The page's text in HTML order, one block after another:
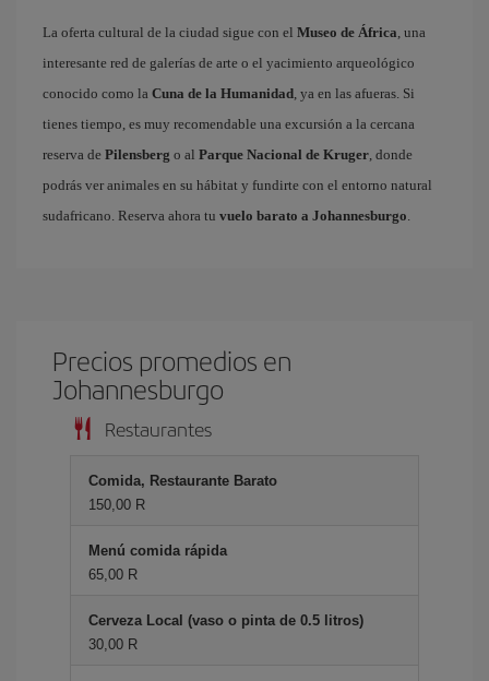
La oferta cultural de la ciudad sigue con el Museo de África, una
interesante red de galerías de arte o el yacimiento arqueológico
conocido como la Cuna de la Humanidad, ya en las afueras. Si
tienes tiempo, es muy recomendable una excursión a la cercana
reserva de Pilensberg o al Parque Nacional de Kruger, donde
podrás ver animales en su hábitat y fundirte con el entorno natural
sudafricano. Reserva ahora tu vuelo barato a Johannesburgo.
Precios promedios en
Johannesburgo
Restaurantes
Comida, Restaurante Barato
150,00 R
Menú comida rápida
65,00 R
Cerveza Local (vaso o pinta de 0.5 litros)
30,00 R